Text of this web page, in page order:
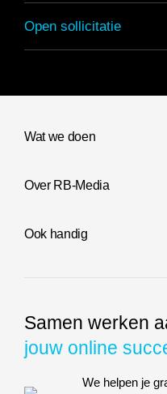
Open sollicitatie
Open sollicitatie
Samen werken
jouw online
We helpen je
Wat we doen
Over RB-Media
Ook handig